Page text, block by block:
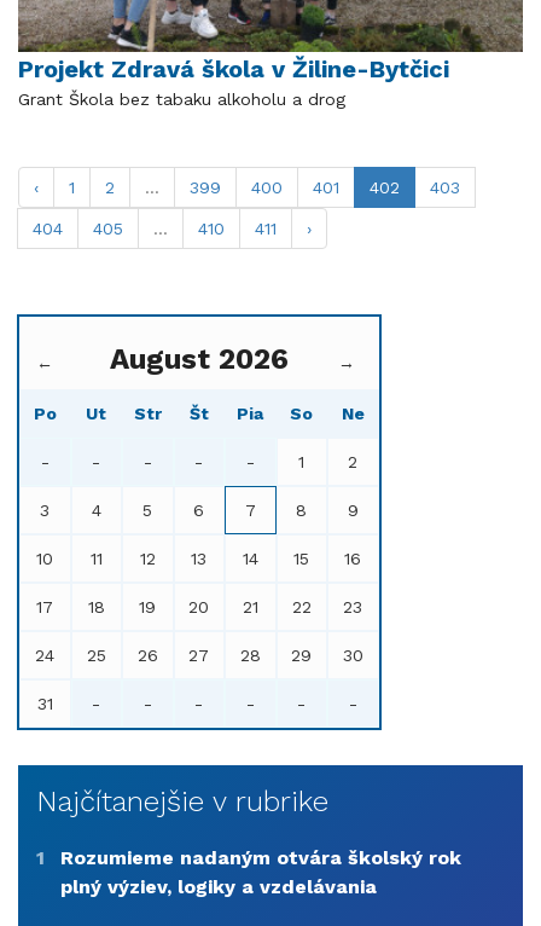
Projekt Zdravá škola v Žiline-Bytčici
Grant Škola bez tabaku alkoholu a drog
‹ 1 2 ... 399 400 401 402 403
404 405 ... 410 411 ›
← August 2026 →
Po Ut Str Št Pia So Ne
- - - - - 1 2
3 4 5 6 7 8 9
10 11 12 13 14 15 16
17 18 19 20 21 22 23
24 25 26 27 28 29 30
31 - - - - - -
Najčítanejšie v rubrike
1
Rozumieme nadaným otvára školský rok
plný výziev, logiky a vzdelávania